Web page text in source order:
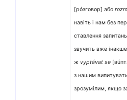
[рóзговор] або
навіть і нам без
ставлення
звучить вже
ж vyptávat se
з нашим
зрозумілим, якщо